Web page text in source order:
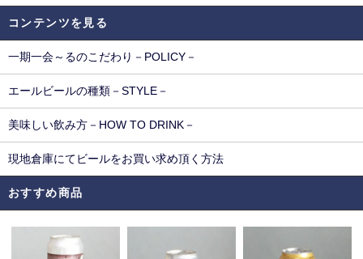
コンテンツを見る
一期一会～るのこだわり－POLICY－
エールビールの種類－STYLE－
美味しい飲み方－HOW TO DRINK－
現地倉庫にてビールをお買い求め頂く方法
おすすめ商品